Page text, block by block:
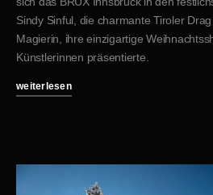
Sindy Sinful, die charmante Tiroler
Magierin, ihre einzigartige
Künstlerinnen präsentierte.
weiterlesen